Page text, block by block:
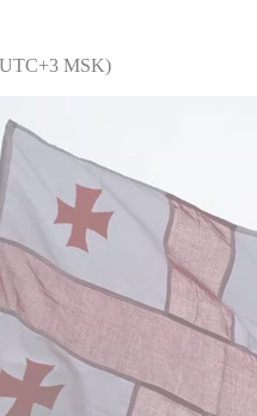
MSK)